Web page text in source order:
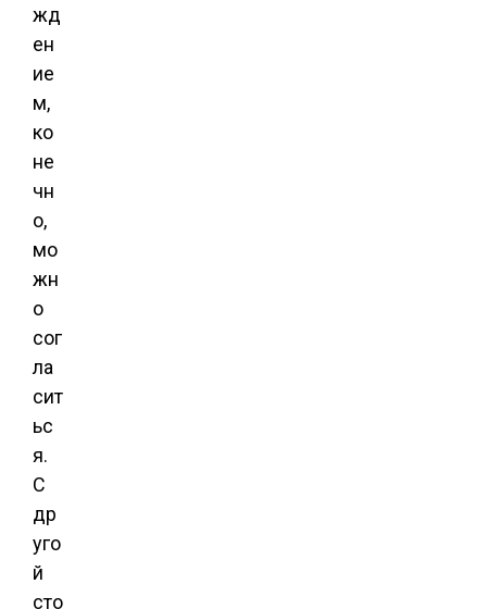
жд
ен
ие
м,
ко
не
чн
о,
мо
жн
о
сог
ла
сит
ьс
я.
С
др
уго
й
сто